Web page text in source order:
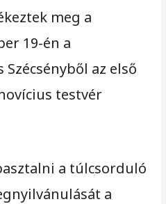
meg a
19-én a
az első
testvér
a túlcsorduló
a